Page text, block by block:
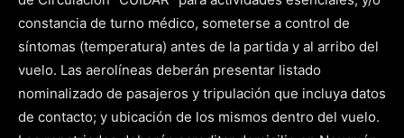
constancia de turno médico, someterse a control de
síntomas (temperatura) antes de la partida y al arribo del
vuelo. Las aerolíneas deberán presentar listado
nominalizado de pasajeros y tripulación que incluya datos
de contacto; y ubicación de los mismos dentro del vuelo.